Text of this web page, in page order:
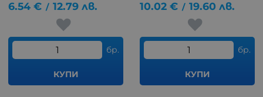
6.54 € / 12.79 лв.
бр.
КУПИ
10.02 € / 19.60 лв.
бр.
КУПИ